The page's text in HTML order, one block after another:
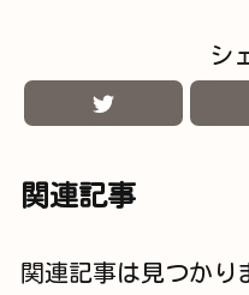
シ
関連記事
関連記事は見つかり